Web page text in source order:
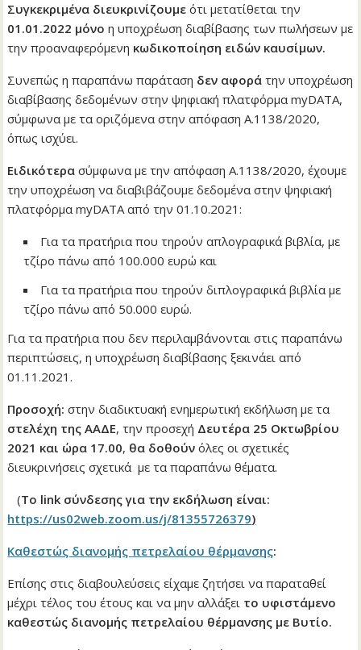
Συγκεκριμένα διευκρινίζουμε ότι μετατίθεται την
01.01.2022 μόνο η υποχρέωση διαβίβασης των πωλήσεων με
την προαναφερόμενη κωδικοποίηση ειδών καυσίμων.
Συνεπώς η παραπάνω παράταση δεν αφορά την υποχρέωση
διαβίβασης δεδομένων στην ψηφιακή πλατφόρμα myDATA,
σύμφωνα με τα οριζόμενα στην απόφαση Α.1138/2020,
όπως ισχύει.
Ειδικότερα σύμφωνα με την απόφαση Α.1138/2020, έχουμε
την υποχρέωση να διαβιβάζουμε δεδομένα στην ψηφιακή
πλατφόρμα myDATA από την 01.10.2021:
Για τα πρατήρια που τηρούν απλογραφικά βιβλία, με
τζίρο πάνω από 100.000 ευρώ και
Για τα πρατήρια που τηρούν διπλογραφικά βιβλία με
τζίρο πάνω από 50.000 ευρώ.
Για τα πρατήρια που δεν περιλαμβάνονται στις παραπάνω
περιπτώσεις, η υποχρέωση διαβίβασης ξεκινάει από
01.11.2021.
Προσοχή: στην διαδικτυακή ενημερωτική εκδήλωση με τα
στελέχη της ΑΑΔΕ, την προσεχή Δευτέρα 25 Οκτωβρίου
2021 και ώρα 17.00, θα δοθούν όλες οι σχετικές
διευκρινήσεις σχετικά με τα παραπάνω θέματα.
(Το link σύνδεσης για την εκδήλωση είναι:
https://us02web.zoom.us/j/81355726379)
Καθεστώς διανομής πετρελαίου θέρμανσης:
Επίσης στις διαβουλεύσεις είχαμε ζητήσει να παραταθεί
μέχρι τέλος του έτους και να μην αλλάξει το υφιστάμενο
καθεστώς διανομής πετρελαίου θέρμανσης με Βυτίο.